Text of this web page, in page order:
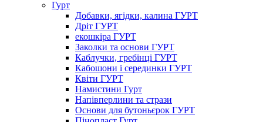
Гурт
Добавки, ягідки, калина ГУРТ
Дріт ГУРТ
екошкіра ГУРТ
Заколки та основи ГУРТ
Каблучки, гребінці ГУРТ
Кабошони і серединки ГУРТ
Квіти ГУРТ
Намистини Гурт
Напівперлини та стрази
Основи для бутоньєрок ГУРТ